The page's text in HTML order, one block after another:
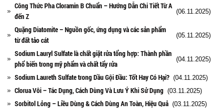
Công Thức Pha Cloramin B Chuẩn – Hướng Dẫn Chi Tiết Từ A
đến Z
(06.11.2025)
Quặng Diatomite – Nguồn gốc, ứng dụng và các sản phẩm
từ đất tảo cát
(05.11.2025)
Sodium Lauryl Sulfate là chất giặt rửa tổng hợp: Thành phần
phổ biến trong mỹ phẩm và chất tẩy rửa
(04.11.2025)
Sodium Laureth Sulfate trong Dầu Gội Đầu: Tốt Hay Có Hại? (04.11.2025)
Clorua Vôi – Tác Dụng, Cách Dùng Và Lưu Ý Khi Sử Dụng (03.11.2025)
Sorbitol Lỏng – Liều Dùng & Cách Dùng An Toàn, Hiệu Quả (03.11.2025)